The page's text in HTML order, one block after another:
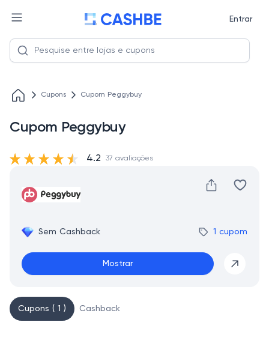
Entrar
Cupons Cupom Peggybuy
Cupom Peggybuy
Sem Cashback 1 cupom
Mostrar
4.2 37 avaliações
Cupons ( 1 ) Cashback